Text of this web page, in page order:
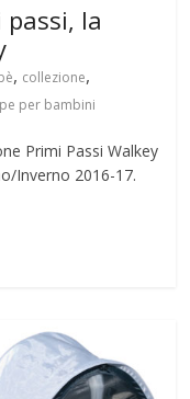
la
, collezione,
per bambini
Primi Passi Walkey
Inverno 2016-17.